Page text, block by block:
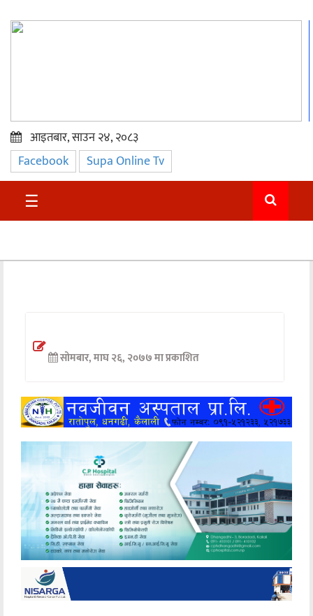
प्रमुख
समाचार
सुदुर
अन्तर्वार्ता
खेलकुद
मनोरञ्जन
अन्य
आइतबार, साउन २४, २०८३
Facebook Supa Online Tv
☰
सोमबार, माघ २६, २०७७ मा प्रकाशित